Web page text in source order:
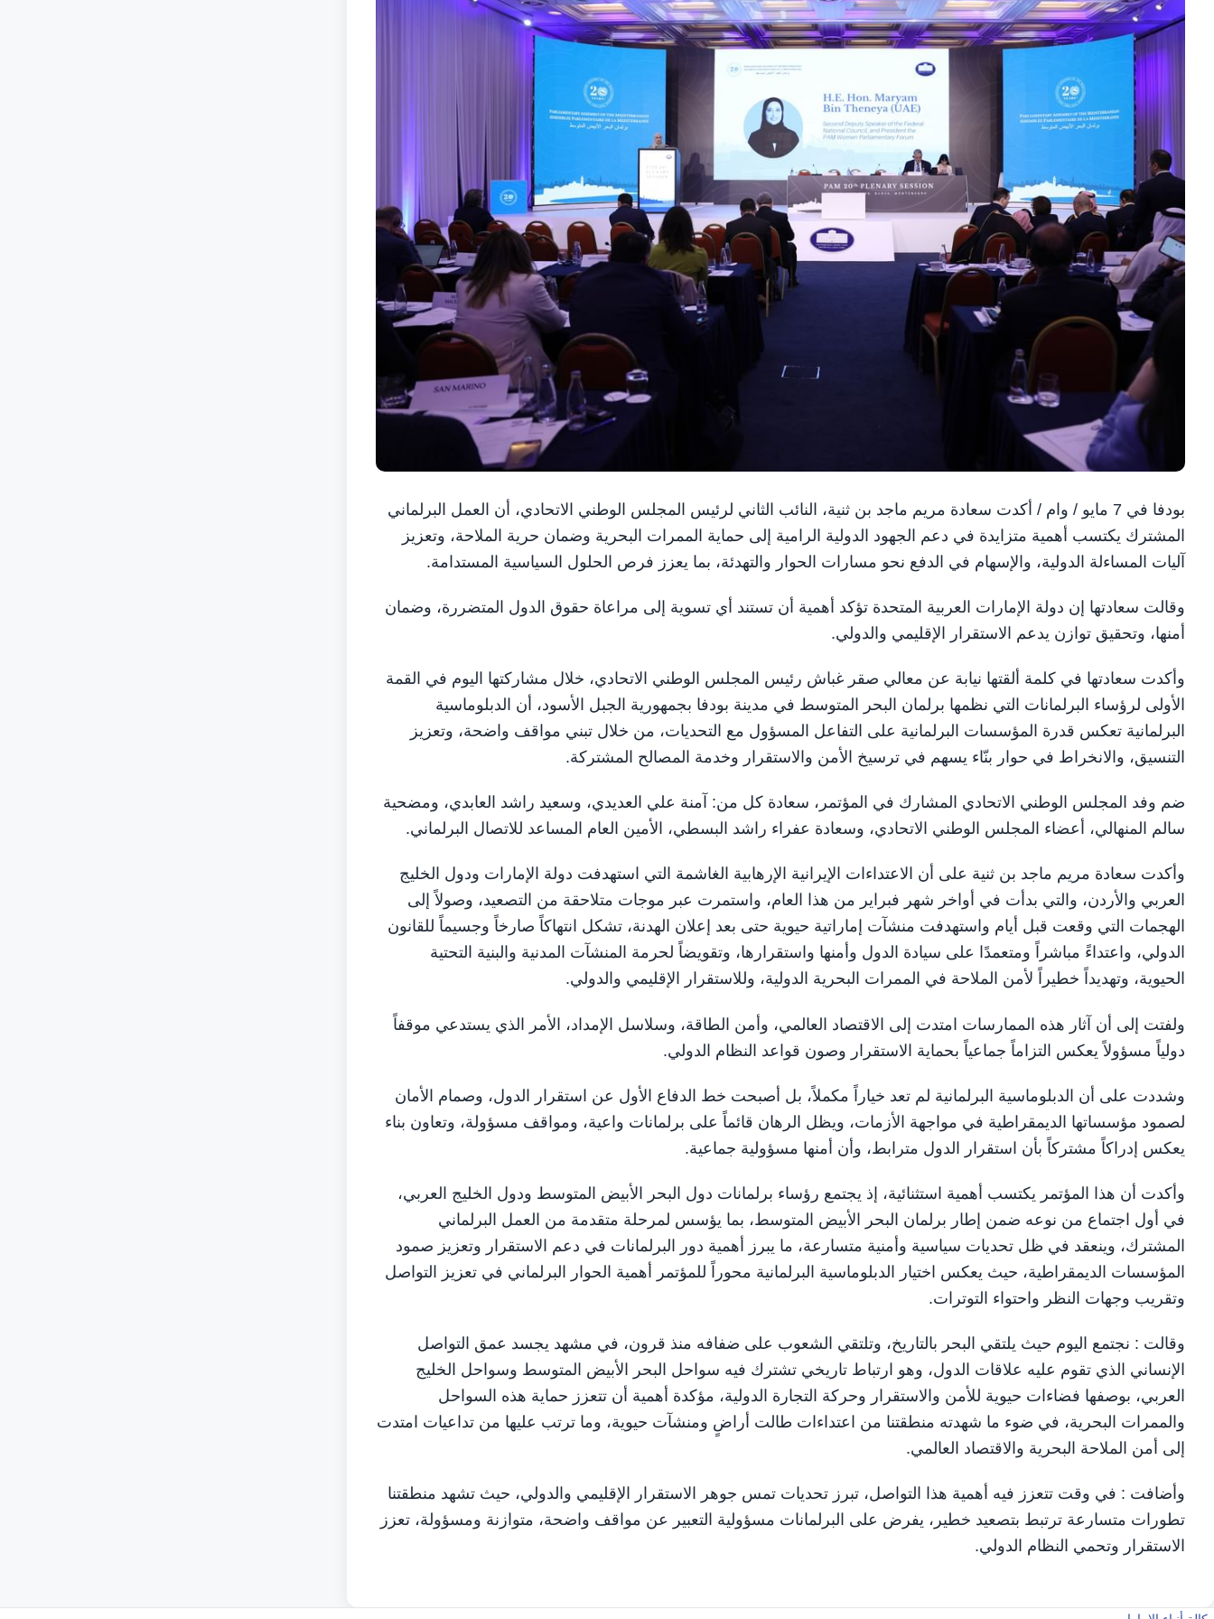
بودفا في 7 مايو / وام / أكدت سعادة مريم ماجد بن ثنية، النائب الثاني لرئيس المجلس الوطني الاتحادي، أن العمل البرلماني
المشترك يكتسب أهمية متزايدة في دعم الجهود الدولية الرامية إلى حماية الممرات البحرية وضمان حرية الملاحة، وتعزيز
آليات المساءلة الدولية، والإسهام في الدفع نحو مسارات الحوار والتهدئة، بما يعزز فرص الحلول السياسية المستدامة.
وقالت سعادتها إن دولة الإمارات العربية المتحدة تؤكد أهمية أن تستند أي تسوية إلى مراعاة حقوق الدول المتضررة، وضمان
أمنها، وتحقيق توازن يدعم الاستقرار الإقليمي والدولي.
وأكدت سعادتها في كلمة ألقتها نيابة عن معالي صقر غباش رئيس المجلس الوطني الاتحادي، خلال مشاركتها اليوم في القمة
الأولى لرؤساء البرلمانات التي نظمها برلمان البحر المتوسط في مدينة بودفا بجمهورية الجبل الأسود، أن الدبلوماسية
البرلمانية تعكس قدرة المؤسسات البرلمانية على التفاعل المسؤول مع التحديات، من خلال تبني مواقف واضحة، وتعزيز
التنسيق، والانخراط في حوار بنّاء يسهم في ترسيخ الأمن والاستقرار وخدمة المصالح المشتركة.
ضم وفد المجلس الوطني الاتحادي المشارك في المؤتمر، سعادة كل من: آمنة علي العديدي، وسعيد راشد العابدي، ومضحية
سالم المنهالي، أعضاء المجلس الوطني الاتحادي، وسعادة عفراء راشد البسطي، الأمين العام المساعد للاتصال البرلماني.
وأكدت سعادة مريم ماجد بن ثنية على أن الاعتداءات الإيرانية الإرهابية الغاشمة التي استهدفت دولة الإمارات ودول الخليج
العربي والأردن، والتي بدأت في أواخر شهر فبراير من هذا العام، واستمرت عبر موجات متلاحقة من التصعيد، وصولاً إلى
الهجمات التي وقعت قبل أيام واستهدفت منشآت إماراتية حيوية حتى بعد إعلان الهدنة، تشكل انتهاكاً صارخاً وجسيماً للقانون
الدولي، واعتداءً مباشراً ومتعمدًا على سيادة الدول وأمنها واستقرارها، وتقويضاً لحرمة المنشآت المدنية والبنية التحتية
الحيوية، وتهديداً خطيراً لأمن الملاحة في الممرات البحرية الدولية، وللاستقرار الإقليمي والدولي.
ولفتت إلى أن آثار هذه الممارسات امتدت إلى الاقتصاد العالمي، وأمن الطاقة، وسلاسل الإمداد، الأمر الذي يستدعي موقفاً
دولياً مسؤولاً يعكس التزاماً جماعياً بحماية الاستقرار وصون قواعد النظام الدولي.
وشددت على أن الدبلوماسية البرلمانية لم تعد خياراً مكملاً، بل أصبحت خط الدفاع الأول عن استقرار الدول، وصمام الأمان
لصمود مؤسساتها الديمقراطية في مواجهة الأزمات، ويظل الرهان قائماً على برلمانات واعية، ومواقف مسؤولة، وتعاون بناء
يعكس إدراكاً مشتركاً بأن استقرار الدول مترابط، وأن أمنها مسؤولية جماعية.
وأكدت أن هذا المؤتمر يكتسب أهمية استثنائية، إذ يجتمع رؤساء برلمانات دول البحر الأبيض المتوسط ودول الخليج العربي،
في أول اجتماع من نوعه ضمن إطار برلمان البحر الأبيض المتوسط، بما يؤسس لمرحلة متقدمة من العمل البرلماني
المشترك، وينعقد في ظل تحديات سياسية وأمنية متسارعة، ما يبرز أهمية دور البرلمانات في دعم الاستقرار وتعزيز صمود
المؤسسات الديمقراطية، حيث يعكس اختيار الدبلوماسية البرلمانية محوراً للمؤتمر أهمية الحوار البرلماني في تعزيز التواصل
وتقريب وجهات النظر واحتواء التوترات.
وقالت : نجتمع اليوم حيث يلتقي البحر بالتاريخ، وتلتقي الشعوب على ضفافه منذ قرون، في مشهد يجسد عمق التواصل
الإنساني الذي تقوم عليه علاقات الدول، وهو ارتباط تاريخي تشترك فيه سواحل البحر الأبيض المتوسط وسواحل الخليج
العربي، بوصفها فضاءات حيوية للأمن والاستقرار وحركة التجارة الدولية، مؤكدة أهمية أن تتعزز حماية هذه السواحل
والممرات البحرية، في ضوء ما شهدته منطقتنا من اعتداءات طالت أراضٍ ومنشآت حيوية، وما ترتب عليها من تداعيات امتدت
إلى أمن الملاحة البحرية والاقتصاد العالمي.
وأضافت : في وقت تتعزز فيه أهمية هذا التواصل، تبرز تحديات تمس جوهر الاستقرار الإقليمي والدولي، حيث تشهد منطقتنا
تطورات متسارعة ترتبط بتصعيد خطير، يفرض على البرلمانات مسؤولية التعبير عن مواقف واضحة، متوازنة ومسؤولة، تعزز
الاستقرار وتحمي النظام الدولي.